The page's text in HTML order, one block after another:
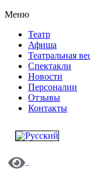
Меню
Театр
Афиша
Театральная
Спектакли
Новости
Персоналии
Отзывы
Контакты